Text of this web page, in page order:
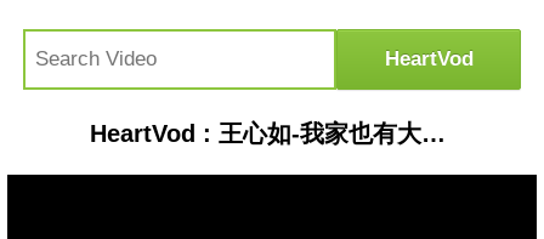
HeartVod : 王心如-我家也有大明星part3